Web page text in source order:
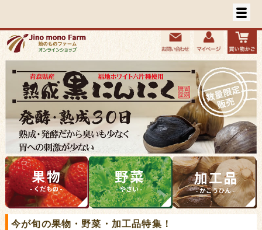
今が旬の果物・野菜・加工品特集！